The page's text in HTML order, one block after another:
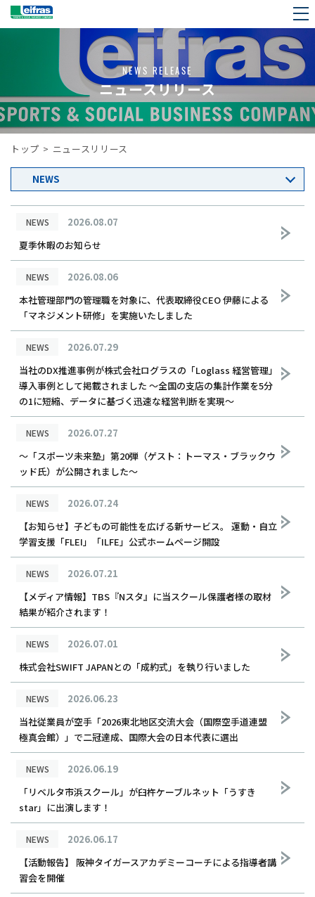
NEWS RELEASE
ニュースリリース
トップ > ニュースリリース
NEWS
2026.08.07
夏季休暇のお知らせ
NEWS
2026.08.06
本社管理部門の管理職を対象に、代表取締役CEO 伊藤による
「マネジメント研修」を実施いたしました
NEWS
2026.07.29
当社のDX推進事例が株式会社ログラスの「Loglass 経営管理」
導入事例として掲載されました ～全国の支店の集計作業を5分
の1に短縮、データに基づく迅速な経営判断を実現～
NEWS
2026.07.27
〜「スポーツ未来塾」第20弾（ゲスト：トーマス・ブラックウ
ッド氏）が公開されました〜
NEWS
2026.07.24
【お知らせ】子どもの可能性を広げる新サービス。 運動・自立
学習支援「FLEI」「ILFE」公式ホームページ開設
NEWS
2026.07.21
【メディア情報】TBS『Nスタ』に当スクール保護者様の取材
結果が紹介されます！
NEWS
2026.07.01
株式会社SWIFT JAPANとの「成約式」を執り行いました
NEWS
2026.06.23
当社従業員が空手「2026東北地区交流大会（国際空手道連盟
極真会館）」で二冠達成、国際大会の日本代表に選出
NEWS
2026.06.19
「リベルタ市浜スクール」が臼杵ケーブルネット「うすき
star」に出演します！
NEWS
2026.06.17
【活動報告】 阪神タイガースアカデミーコーチによる指導者講
習会を開催